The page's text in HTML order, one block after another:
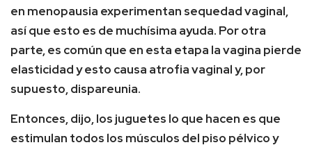
en menopausia experimentan sequedad vaginal,
así que esto es de muchísima ayuda. Por otra
parte, es común que en esta etapa la vagina pierde
elasticidad y esto causa atrofia vaginal y, por
supuesto, dispareunia.
Entonces, dijo, los juguetes lo que hacen es que
estimulan todos los músculos del piso pélvico y